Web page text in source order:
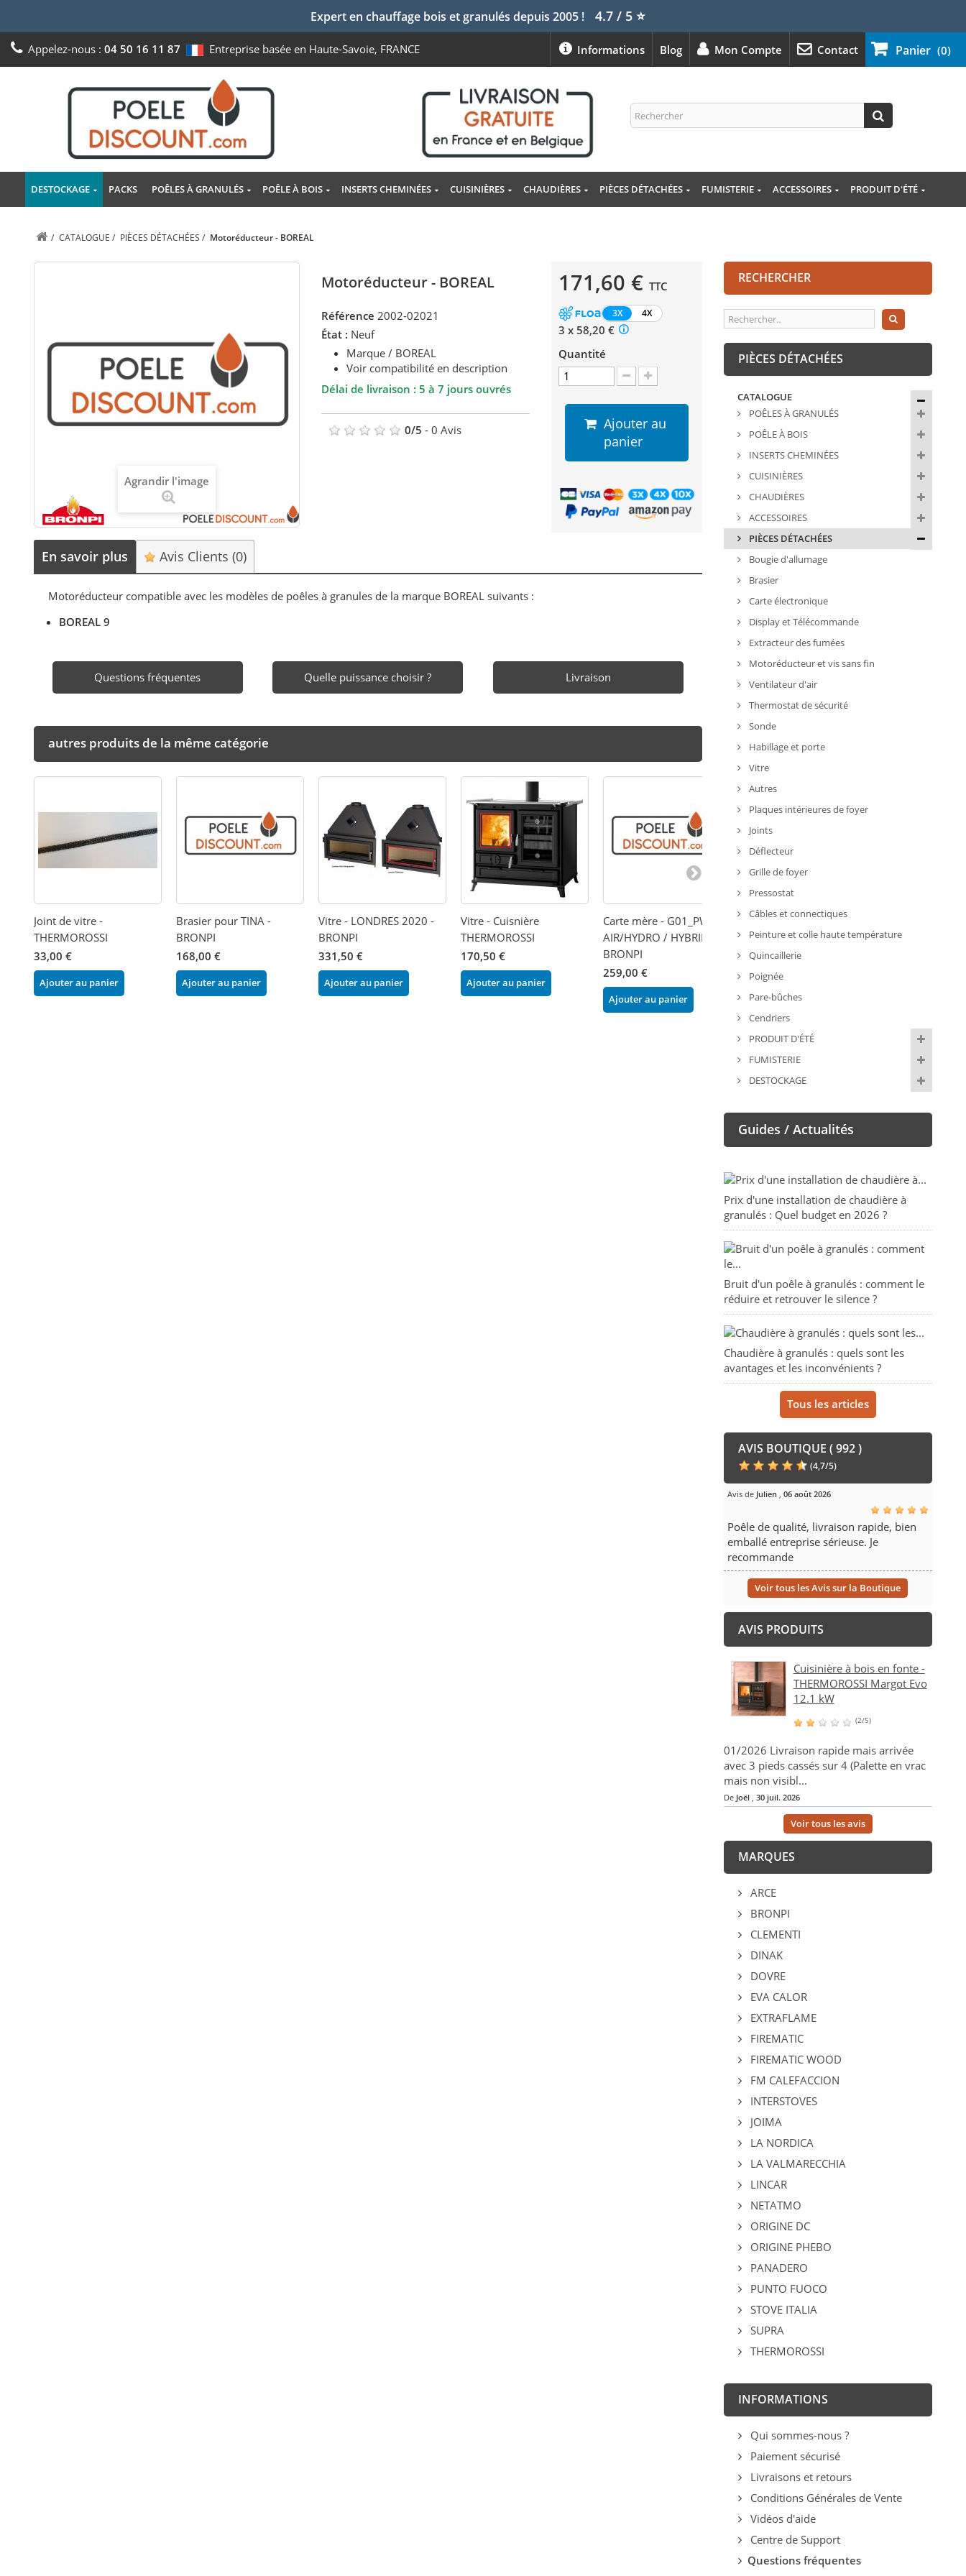
Expert en chauffage bois et granulés depuis 2005 ! 4.7 / 5⭐
Panier (0)
Appelez-nous : 04 50 16 11 87 Entreprise basée en Haute-Savoie, FRANCE Contact
Mon Compte
Blog
Informations
DESTOCKAGE PACKS POÊLES À GRANULÉS POÊLE À BOIS INSERTS CHEMINÉES CUISINIÈRES CHAUDIÈRES PIÈCES DÉTACHÉES FUMISTERIE ACCESSOIRES PRODUIT D'ÉTÉ
/ CATALOGUE / PIÈCES DÉTACHÉES / Motoréducteur - BOREAL
Agrandir l'image
Motoréducteur - BOREAL
Référence 2002-02021
État : Neuf
Marque / BOREAL
Voir compatibilité en description
Délai de livraison : 5 à 7 jours ouvrés
0/5 - 0 Avis
171,60 € TTC
3X 4X
3 x 58,20 €
Quantité
Ajouter au
panier
En savoir plus Avis Clients(0)
Motoréducteur compatible avec les modèles de poêles à granules de la marque BOREAL suivants :
BOREAL 9
Questions fréquentes Quelle puissance choisir ? Livraison
autres produits de la même catégorie
Joint de vitre -
THERMOROSSI
33,00 €
Ajouter au panier
Brasier pour TINA -
BRONPI
168,00 €
Ajouter au panier
Vitre - LONDRES 2020 -
BRONPI
331,50 €
Ajouter au panier
Vitre - Cuisnière
THERMOROSSI
170,50 €
Ajouter au panier
Carte mère - G01_PW_S
AIR/HYDRO / HYBRID -
BRONPI
259,00 €
Ajouter au panier
Logo 'BRONPI' pour vitre
sérigraphiée - BRONPI
38,00 €
Ajouter au panier
EVACALOR
RECHERCHER
PIÈCES DÉTACHÉES
CATALOGUE
POÊLES À GRANULÉS
POÊLE À BOIS
INSERTS CHEMINÉES
CUISINIÈRES
CHAUDIÈRES
ACCESSOIRES
PIÈCES DÉTACHÉES
Bougie d'allumage
Brasier
Carte électronique
Display et Télécommande
Extracteur des fumées
Motoréducteur et vis sans fin
Ventilateur d'air
Thermostat de sécurité
Sonde
Habillage et porte
Vitre
Autres
Plaques intérieures de foyer
Joints
Déflecteur
Grille de foyer
Pressostat
Câbles et connectiques
Peinture et colle haute température
Quincaillerie
Poignée
Pare-bûches
Cendriers
PRODUIT D'ÉTÉ
FUMISTERIE
DESTOCKAGE
Guides / Actualités
Prix d'une installation de chaudière à
granulés : Quel budget en 2026 ?
Bruit d'un poêle à granulés : comment le
réduire et retrouver le silence ?
Chaudière à granulés : quels sont les
avantages et les inconvénients ?
Tous les articles
AVIS BOUTIQUE ( 992 )
(4,7/5)
Avis de Julien, 06 août 2026
Poêle de qualité, livraison rapide, bien
emballé entreprise sérieuse. Je
recommande
Voir tous les Avis sur la Boutique
AVIS PRODUITS
Cuisinière à bois en fonte -
THERMOROSSI Margot Evo
12.1 kW
(2/5)
01/2026 Livraison rapide mais arrivée
avec 3 pieds cassés sur 4 (Palette en vrac
mais non visibl...
De Joël, 30 juil. 2026
Voir tous les avis
MARQUES
ARCE
BRONPI
CLEMENTI
DINAK
DOVRE
EVA CALOR
EXTRAFLAME
FIREMATIC
FIREMATIC WOOD
FM CALEFACCION
INTERSTOVES
JOIMA
LA NORDICA
LA VALMARECCHIA
LINCAR
NETATMO
ORIGINE DC
ORIGINE PHEBO
PANADERO
PUNTO FUOCO
STOVE ITALIA
SUPRA
THERMOROSSI
INFORMATIONS
Qui sommes-nous ?
Paiement sécurisé
Livraisons et retours
Conditions Générales de Vente
Vidéos d'aide
Centre de Support
Questions fréquentes